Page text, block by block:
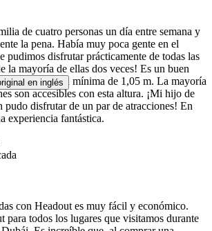
de cuatro personas un día entre semana y
la pena. Había muy poca gente en el
pudimos disfrutar prácticamente de todas las
la mayoría de ellas dos veces! Es un buen
con una altura mínima de 1,05 m. La mayoría
son accesibles con esta altura. ¡Mi hijo de
pudo disfrutar de un par de atracciones! En
experiencia fantástica.
en inglés
con Headout es muy fácil y económico.
para todos los lugares que visitamos durante